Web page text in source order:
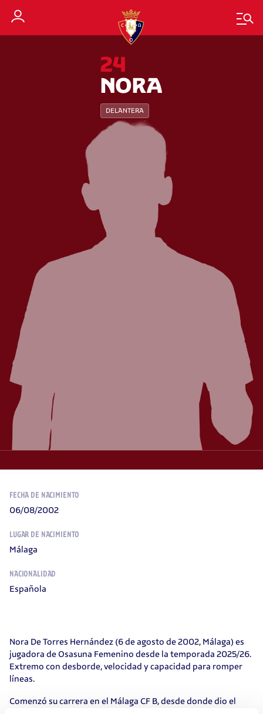
24
NORA
DELANTERA
FECHA DE NACIMIENTO
06/08/2002
LUGAR DE NACIMIENTO
Málaga
NACIONALIDAD
Española
Nora De Torres Hernández (6 de agosto de 2002, Málaga) es
jugadora de Osasuna Femenino desde la temporada 2025/26.
Extremo con desborde, velocidad y capacidad para romper
líneas.
Comenzó su carrera en el Málaga CF B, desde donde dio el